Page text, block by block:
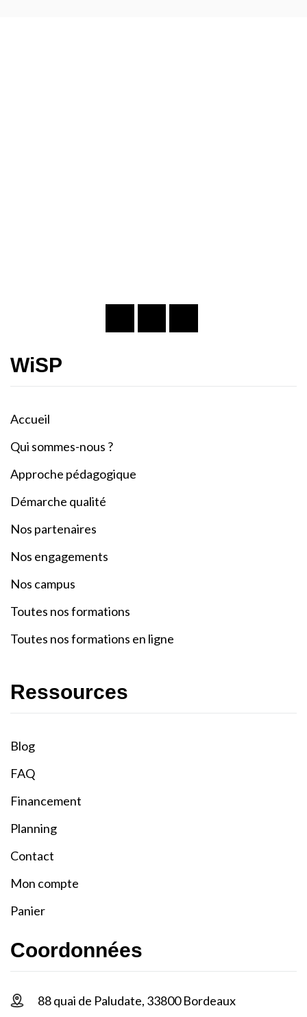
WiSP
Accueil
Qui sommes-nous ?
Approche pédagogique
Démarche qualité
Nos partenaires
Nos engagements
Nos campus
Toutes nos formations
Toutes nos formations en ligne
Ressources
Blog
FAQ
Financement
Planning
Contact
Mon compte
Panier
Coordonnées
88 quai de Paludate, 33800 Bordeaux